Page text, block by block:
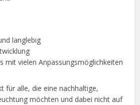
langlebig
mit vielen Anpassungsmöglichkeiten
für alle, die eine nachhaltige,
möchten und dabei nicht auf